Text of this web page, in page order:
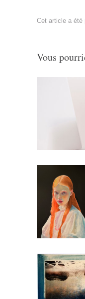
Cet article a été
Vous